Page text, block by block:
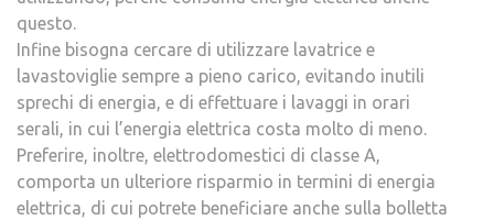
questo.
Infine bisogna cercare di utilizzare lavatrice e
lavastoviglie sempre a pieno carico, evitando inutili
sprechi di energia, e di effettuare i lavaggi in orari
serali, in cui l’energia elettrica costa molto di meno.
Preferire, inoltre, elettrodomestici di classe A,
comporta un ulteriore risparmio in termini di energia
elettrica, di cui potrete beneficiare anche sulla bolletta